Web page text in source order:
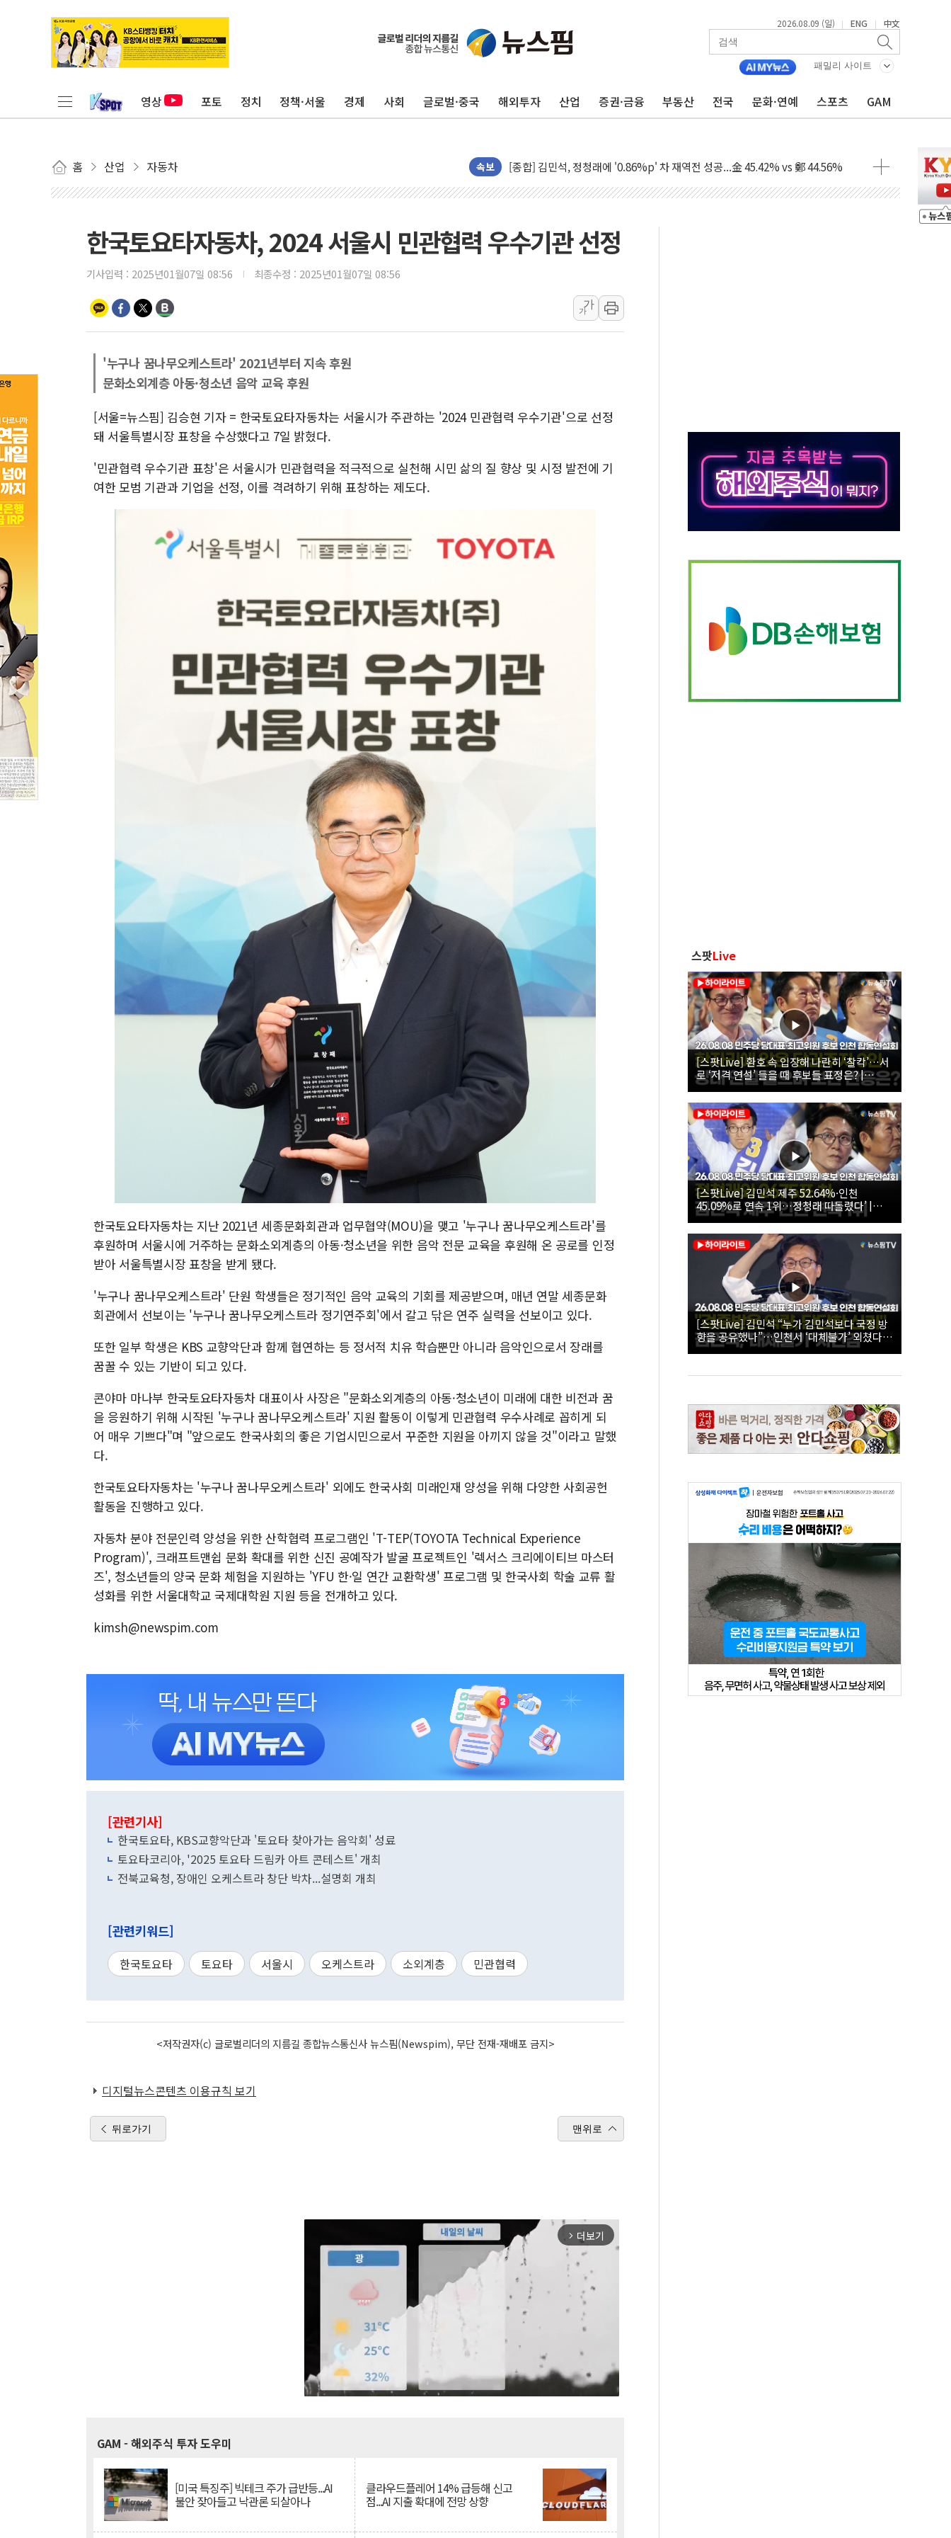
2026.08.09 (일) | ENG | 中文
패밀리 사이트
영상 포토 정치 정책·서울 경제 사회 글로벌·중국 해외투자 산업 증권·금융 부동산 전국 문화·연예 스포츠 GAM
홈 산업 자동차 속보
포항시 재난예산 40억 긴급 투입…고수온 양식장 복구·지원 '총력'
인천 합동연설회 나선 송영길·정청래·김민석 당대표 후보
김민석, 2주차 제주·인천 경선서 정청래에 승리...47.75% vs 42.08%
[속보] 민주, 제주·인천 경선 결과 발표...김민석 47.75% 정청래 42.08%
[속보] 민주, 인천 경선 결과 발표...김민석 45.09% 정청래 43.27% 송영길 11.63%
이번주 국내 주요 금융일정(8.10~8.14)
美, 이란전 출구전략 만지작…공습 한계·탄약 부족 현실화
강릉·동해·삼척 시간당 최대 50㎜ 폭우…강원 동해안 강한 비 이어져
여수 오동도 인근 해상서 모터보트 전복…1명 사망·1명 실종
추미애, '위안부' 피해자 기림의 날 참석..."국제적 시민 연대로 목소리 내야"
인천 선재도 갯벌서 해루질 중 실종 60대 나흘만에 숨진 채 발견
인천서 말다툼 중 어머니 흉기 살해 10대 아들 체포
'화합' 꺼낸 김민석에 '뻔뻔' 받아친 정청래…제주 연설서 신경전 고조
한국토요타자동차, 2024 서울시 민관협력 우수기관 선정
기사입력 : 2025년01월07일 08:56 최종수정 : 2025년01월07일 08:56
가
가
'누구나 꿈나무오케스트라' 2021년부터 지속 후원
문화소외계층 아동·청소년 음악 교육 후원
[서울=뉴스핌] 김승현 기자 = 한국토요타자동차는 서울시가 주관하는 '2024 민관협력 우수기관'으로 선정
돼 서울특별시장 표창을 수상했다고 7일 밝혔다.
'민관협력 우수기관 표창'은 서울시가 민관협력을 적극적으로 실천해 시민 삶의 질 향상 및 시정 발전에 기
여한 모범 기관과 기업을 선정, 이를 격려하기 위해 표창하는 제도다.
한국토요타자동차는 지난 2021년 세종문화회관과 업무협약(MOU)을 맺고 '누구나 꿈나무오케스트라'를
후원하며 서울시에 거주하는 문화소외계층의 아동·청소년을 위한 음악 전문 교육을 후원해 온 공로를 인정
받아 서울특별시장 표창을 받게 됐다.
'누구나 꿈나무오케스트라' 단원 학생들은 정기적인 음악 교육의 기회를 제공받으며, 매년 연말 세종문화
회관에서 선보이는 '누구나 꿈나무오케스트라 정기연주회'에서 갈고 닦은 연주 실력을 선보이고 있다.
또한 일부 학생은 KBS 교향악단과 함께 협연하는 등 정서적 치유 학습뿐만 아니라 음악인으로서 장래를
꿈꿀 수 있는 기반이 되고 있다.
콘야마 마나부 한국토요타자동차 대표이사 사장은 "문화소외계층의 아동·청소년이 미래에 대한 비전과 꿈
을 응원하기 위해 시작된 '누구나 꿈나무오케스트라' 지원 활동이 이렇게 민관협력 우수사례로 꼽히게 되
어 매우 기쁘다"며 "앞으로도 한국사회의 좋은 기업시민으로서 꾸준한 지원을 아끼지 않을 것"이라고 말했
다.
한국토요타자동차는 '누구나 꿈나무오케스트라' 외에도 한국사회 미래인재 양성을 위해 다양한 사회공헌
활동을 진행하고 있다.
자동차 분야 전문인력 양성을 위한 산학협력 프로그램인 'T-TEP(TOYOTA Technical Experience
Program)', 크래프트맨쉽 문화 확대를 위한 신진 공예작가 발굴 프로젝트인 '렉서스 크리에이티브 마스터
즈', 청소년들의 양국 문화 체험을 지원하는 'YFU 한·일 연간 교환학생' 프로그램 및 한국사회 학술 교류 활
성화를 위한 서울대학교 국제대학원 지원 등을 전개하고 있다.
kimsh@newspim.com
[관련기사]
한국토요타, KBS교향악단과 '토요타 찾아가는 음악회' 성료
토요타코리아, '2025 토요타 드림카 아트 콘테스트' 개최
전북교육청, 장애인 오케스트라 창단 박차...설명회 개최
[관련키워드]
한국토요타 토요타 서울시 오케스트라 소외계층 민관협력
<저작권자(c) 글로벌리더의 지름길 종합뉴스통신사 뉴스핌(Newspim), 무단 전재-재배포 금지>
디지털뉴스콘텐츠 이용규칙 보기
뒤로가기 맨위로
arrow_forward_ios 더보기
GAM - 해외주식 투자 도우미
[미국 특징주] 빅테크 주가 급반등...AI
불안 잦아들고 낙관론 되살아나
클라우드플레어 14% 급등해 신고
점...AI 지출 확대에 전망 상향
스팟Live
[스팟Live] 환호 속 입장해 나란히 ‘찰칵’…서
로 ‘저격 연설’ 들을 때 후보들 표정은? |
26.08.08 더불어민주당 당대표·최고위원 후
보 인천 합동연설회
[스팟Live] 김민석 제주 52.64%·인천
45.09%로 연속 1위…정청래 따돌렸다’ |
26.08.08 더불어민주당 당대표·최고위원 후
보 인천 합동연설회
[스팟Live] 김민석 “누가 김민석보다 국정 방
향을 공유했나”…인천서 ‘대체불가’ 외쳤다 |
26.08.08 더불어민주당 당대표·최고위원 후